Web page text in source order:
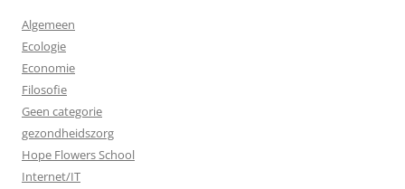
Algemeen
Ecologie
Economie
Filosofie
Geen categorie
gezondheidszorg
Hope Flowers School
Internet/IT